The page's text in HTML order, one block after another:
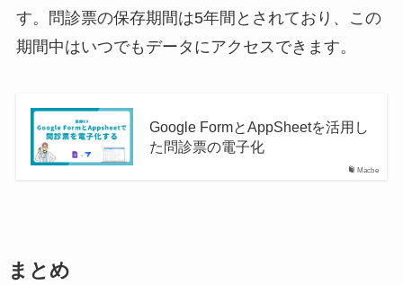
す。問診票の保存期間は5年間とされており、この
期間中はいつでもデータにアクセスできます。
Macbe
Google FormとAppSheetを活用し
た問診票の電子化
まとめ